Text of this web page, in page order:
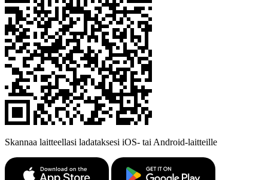
Skannaa laitteellasi ladataksesi iOS- tai Android-laitteille